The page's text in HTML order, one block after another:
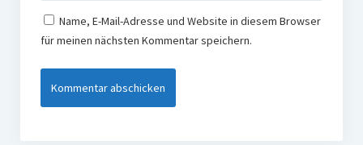
Name, E-Mail-Adresse und Website in diesem Browser
für meinen nächsten Kommentar speichern.